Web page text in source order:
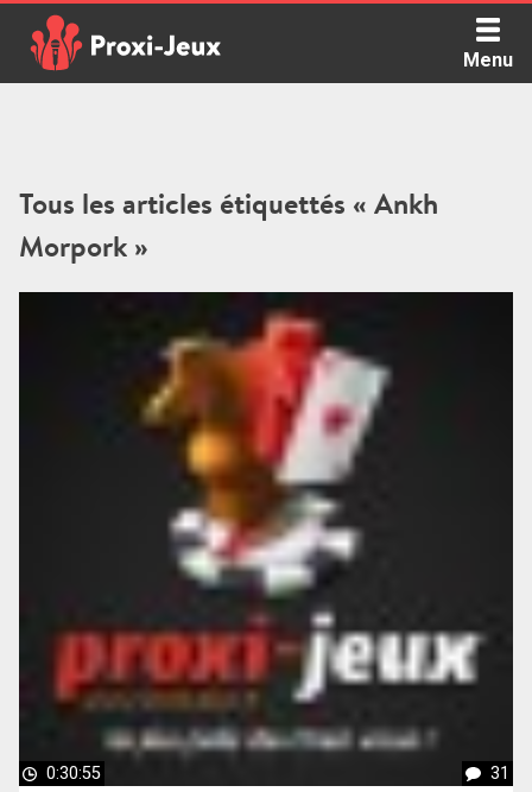
content
Menu
Tous les articles étiquettés « Ankh
Morpork »
0:30:55 31